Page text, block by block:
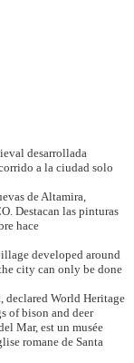
desarrollada
a la ciudad solo
de Altamira,
Destacan las pinturas
hace
developed around
city can only be done
declared World Heritage
of bison and deer
Mar, est un musée
romane de Santa